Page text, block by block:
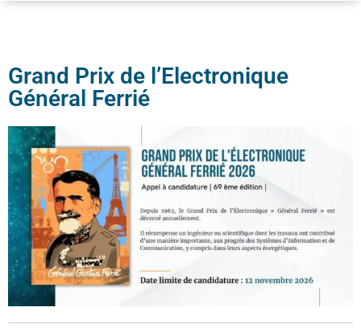
Grand Prix de l’Electronique
Général Ferrié